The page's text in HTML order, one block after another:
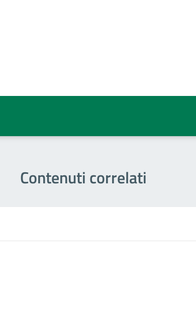
5
5
5
5
Contenuti correlati